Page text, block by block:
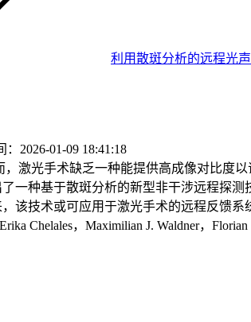
利用散斑分析的远程光
：2026-01-09 18:41:18
激光手术缺乏一种能提供高成像对比度
一种基于散斑分析的新型非干涉远程探
该技术或可应用于激光手术的远程反馈
Chelales，Maximilian J. Waldner，